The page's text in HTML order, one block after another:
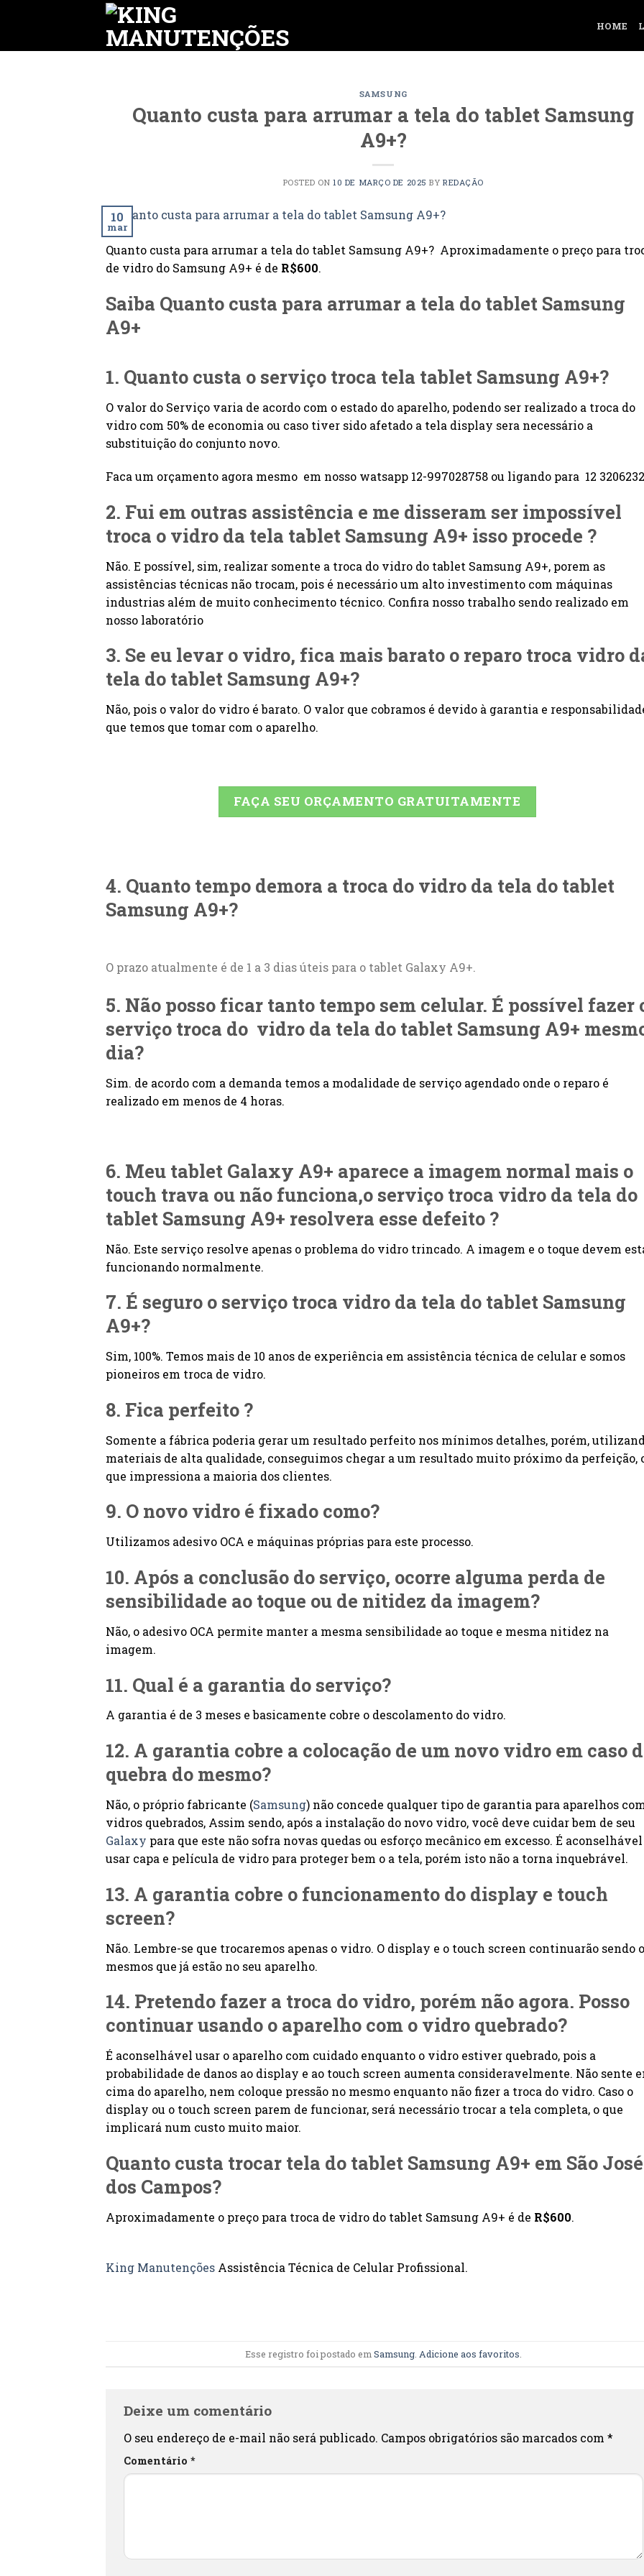
HOME
SAMSUNG
Quanto custa para arrumar a tela do tablet Samsung
A9+?
POSTED ON10 DE MARÇO DE 2025 BYREDAÇÃO
10
mar
Quanto custa para arrumar a tela do tablet Samsung A9+? Aproximadamente o preço para
de vidro do Samsung A9+ é de R$600.
Saiba Quanto custa para arrumar a tela do tablet Samsung
A9+
1. Quanto custa o serviço troca tela tablet Samsung A9+?
O valor do Serviço varia de acordo com o estado do aparelho, podendo ser realizado a troca do
vidro com 50% de economia ou caso tiver sido afetado a tela display sera necessário a
substituição do conjunto novo.
Faca um orçamento agora mesmo em nosso watsapp 12-997028758 ou ligando para 12
2. Fui em outras assistência e me disseram ser impossível
troca o vidro da tela tablet Samsung A9+ isso procede ?
Não. E possível, sim, realizar somente a troca do vidro do tablet Samsung A9+, porem as
assistências técnicas não trocam, pois é necessário um alto investimento com máquinas
industrias além de muito conhecimento técnico. Confira nosso trabalho sendo realizado em
nosso laboratório
3. Se eu levar o vidro, fica mais barato o reparo troca vidro
tela do tablet Samsung A9+?
Não, pois o valor do vidro é barato. O valor que cobramos é devido à garantia e
que temos que tomar com o aparelho.
FAÇA SEU ORÇAMENTO GRATUITAMENTE
4. Quanto tempo demora a troca do vidro da tela do tablet
Samsung A9+?
O prazo atualmente é de 1 a 3 dias úteis para o tablet Galaxy A9+.
5. Não posso ficar tanto tempo sem celular. É possível fazer
serviço troca do vidro da tela do tablet Samsung A9+
dia?
Sim. de acordo com a demanda temos a modalidade de serviço agendado onde o reparo é
realizado em menos de 4 horas.
6. Meu tablet Galaxy A9+ aparece a imagem normal mais o
touch trava ou não funciona,o serviço troca vidro da tela do
tablet Samsung A9+ resolvera esse defeito ?
Não. Este serviço resolve apenas o problema do vidro trincado. A imagem e o toque devem
funcionando normalmente.
7. É seguro o serviço troca vidro da tela do tablet Samsung
A9+?
Sim, 100%. Temos mais de 10 anos de experiência em assistência técnica de celular e somos
pioneiros em troca de vidro.
8. Fica perfeito ?
Somente a fábrica poderia gerar um resultado perfeito nos mínimos detalhes, porém,
materiais de alta qualidade, conseguimos chegar a um resultado muito próximo da perfeição,
que impressiona a maioria dos clientes.
9. O novo vidro é fixado como?
Utilizamos adesivo OCA e máquinas próprias para este processo.
10. Após a conclusão do serviço, ocorre alguma perda de
sensibilidade ao toque ou de nitidez da imagem?
Não, o adesivo OCA permite manter a mesma sensibilidade ao toque e mesma nitidez na
imagem.
11. Qual é a garantia do serviço?
A garantia é de 3 meses e basicamente cobre o descolamento do vidro.
12. A garantia cobre a colocação de um novo vidro em caso
quebra do mesmo?
Não, o próprio fabricante (Samsung) não concede qualquer tipo de garantia para aparelhos
vidros quebrados, Assim sendo, após a instalação do novo vidro, você deve cuidar bem de seu
Galaxy para que este não sofra novas quedas ou esforço mecânico em excesso. É aconselhável
usar capa e película de vidro para proteger bem o a tela, porém isto não a torna inquebrável.
13. A garantia cobre o funcionamento do display e touch
screen?
Não. Lembre-se que trocaremos apenas o vidro. O display e o touch screen continuarão sendo
mesmos que já estão no seu aparelho.
14. Pretendo fazer a troca do vidro, porém não agora. Posso
continuar usando o aparelho com o vidro quebrado?
É aconselhável usar o aparelho com cuidado enquanto o vidro estiver quebrado, pois a
probabilidade de danos ao display e ao touch screen aumenta consideravelmente. Não sente
cima do aparelho, nem coloque pressão no mesmo enquanto não fizer a troca do vidro. Caso o
display ou o touch screen parem de funcionar, será necessário trocar a tela completa, o que
implicará num custo muito maior.
Quanto custa trocar tela do tablet Samsung A9+ em São José
dos Campos?
Aproximadamente o preço para troca de vidro do tablet Samsung A9+ é de R$600.
King Manutenções Assistência Técnica de Celular Profissional.
Esse registro foi postado em Samsung. Adicione aos favoritos
Deixe um comentário
O seu endereço de e-mail não será publicado. Campos obrigatórios são marcados com *
Comentário *